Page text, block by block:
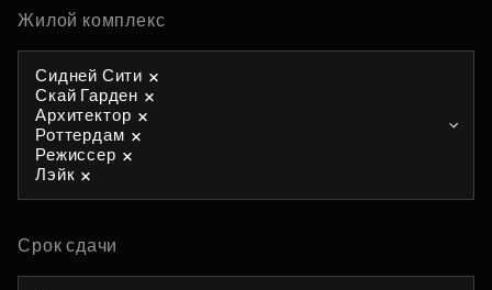
Жилой комплекс
Сидней Сити
Скай Гарден
Архитектор
Роттердам
Режиссер
Лэйк
Срок сдачи